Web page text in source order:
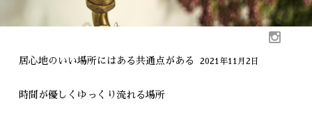
居心地のいい場所にはある共通点がある 2021年11月2日
時間が優しくゆっくり流れる場所